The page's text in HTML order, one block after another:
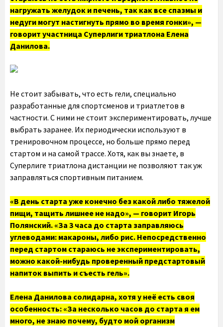
нагружать желудок и печень, так как все спазмы и
недуги могут настигнуть прямо во время гонки», —
говорит участница Суперлиги триатлона Елена
Данилова.
Не стоит забывать, что есть гели, специально
разработанные для спортсменов и триатлетов в
частности. С ними не стоит экспериментировать, лучше
выбрать заранее. Их периодически используют в
тренировочном процессе, но больше прямо перед
стартом и на самой трассе. Хотя, как вы знаете, в
Суперлиге триатлона дистанции не позволяют так уж
заправляться спортивным питанием.
«В день старта уже конечно без какой либо тяжелой
пищи, тащить лишнее не надо», — говорит Игорь
Полянский. «За 3 часа до старта заправляюсь
углеводами: макароны, либо рис. Непосредственно
перед стартом стараюсь не экспериментировать,
можно какой-нибудь проверенный предстартовый
напиток выпить и съесть гель».
Елена Данилова солидарна, хотя у неё есть своя
особенность: «За несколько часов до старта я ем
много, не знаю почему, будто мой организм